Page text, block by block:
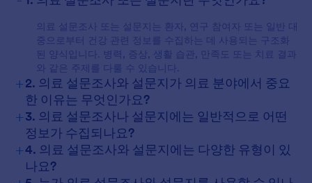
의료 설문조사 또는 설문지는 환자, 연구 참여자 또는 일반 대
중으로부터 건강 관련 정보를 수집하는 데 사용되는 구조화
된 양식입니다. 병력, 증상, 생활 습관, 만족도 또는 치료 결과
와 같은 주제를 다룰 수 있습니다.
+2. 의료 설문조사와 설문지가 의료 분야에서 중요
한 이유는 무엇인가요?
+3. 의료 설문조사나 설문지에는 일반적으로 어떤
정보가 수집되나요?
+4. 의료 설문조사와 설문지에는 다양한 유형이 있
나요?